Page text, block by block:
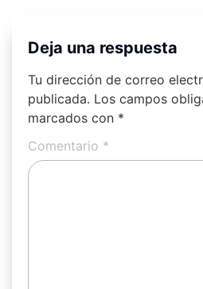
Deja una respuesta
Tu dirección de correo
publicada. Los campos
marcados con *
Comentario *